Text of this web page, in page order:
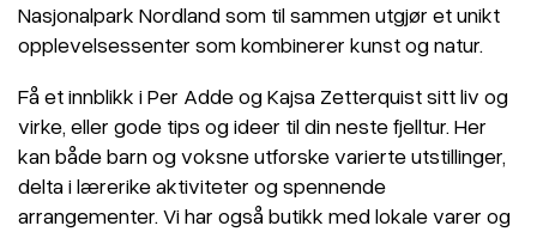
Nasjonalpark Nordland som til sammen utgjør et unikt
opplevelsessenter som kombinerer kunst og natur.
Få et innblikk i Per Adde og Kajsa Zetterquist sitt liv og
virke, eller gode tips og ideer til din neste fjelltur. Her
kan både barn og voksne utforske varierte utstillinger,
delta i lærerike aktiviteter og spennende
arrangementer. Vi har også butikk med lokale varer og